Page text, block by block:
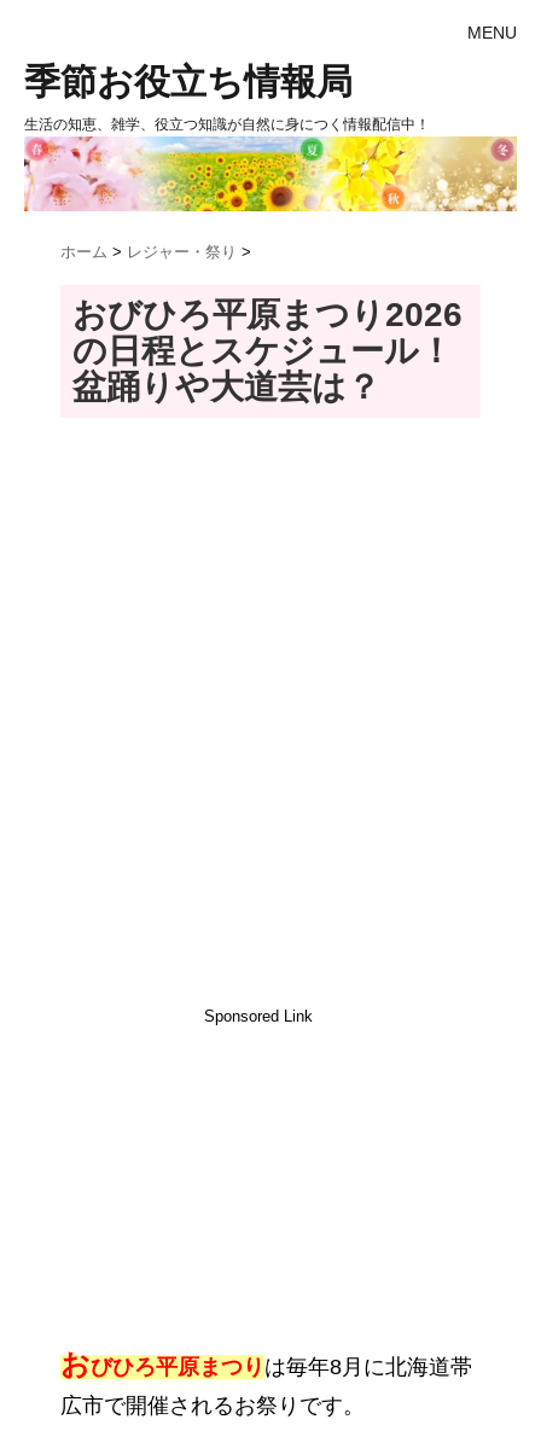
MENU
季節お役立ち情報局
生活の知恵、雑学、役立つ知識が自然に身につく情報配信中！
ホーム > レジャー・祭り >
おびひろ平原まつり2026
の日程とスケジュール！
盆踊りや大道芸は？
Sponsored Link
おびひろ平原まつり は毎年8月に北海道帯
広市で開催されるお祭りです。